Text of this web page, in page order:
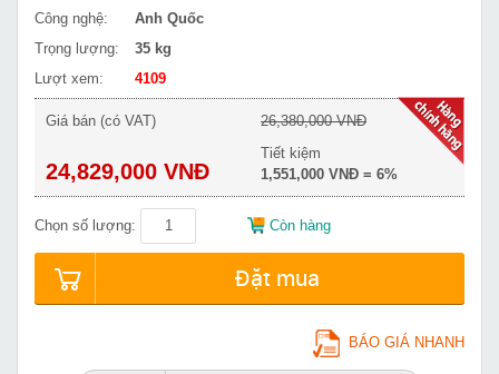
Công nghệ:
Anh Quốc
Trọng lượng:
35 kg
Lượt xem:
4109
Giá bán (có VAT)
24,829,000 VNĐ
26,380,000 VNĐ
Tiết kiệm
1,551,000 VNĐ = 6%
Chọn số lượng: Còn hàng
Đặt mua
BÁO GIÁ NHANH